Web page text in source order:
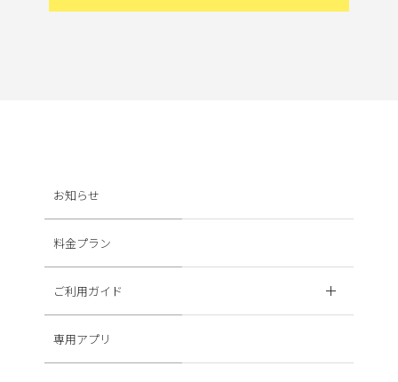
お知らせ
料金プラン
ご利用ガイド
専用アプリ